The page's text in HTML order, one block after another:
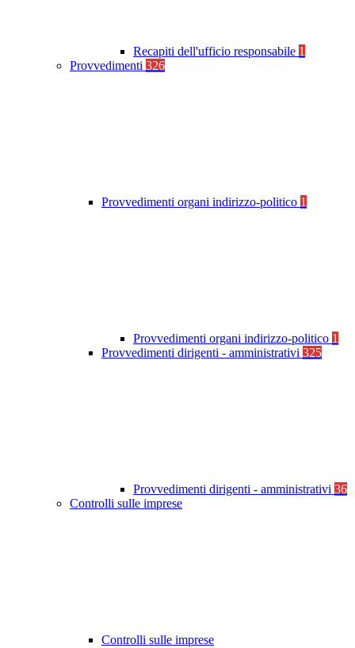
Recapiti dell'ufficio responsabile 1
Provvedimenti 326
Provvedimenti organi indirizzo-politico 1
Provvedimenti organi indirizzo-politico 1
Provvedimenti dirigenti - amministrativi 325
Provvedimenti dirigenti - amministrativi 36
Controlli sulle imprese
Controlli sulle imprese